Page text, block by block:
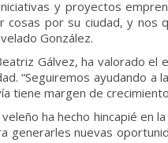
y proyectos
cosas por su ciudad, y
González.
Gálvez, ha valorado
“Seguiremos ayudando
tiene margen de
ha hecho hincapié en
generarles nuevas